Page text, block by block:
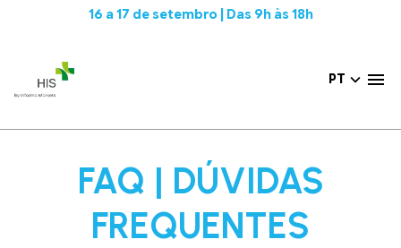
16 a 17 de setembro | Das 9h às 18h
PT
FAQ | DÚVIDAS
FREQUENTES